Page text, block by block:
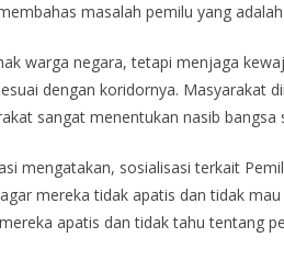
masalah pemilu yang
warga negara, tetapi menjaga
dengan koridornya. Masyarakat
sangat menentukan nasib bangsa
mengatakan, sosialisasi terkait
mereka tidak apatis dan tidak
apatis dan tidak tahu tentang